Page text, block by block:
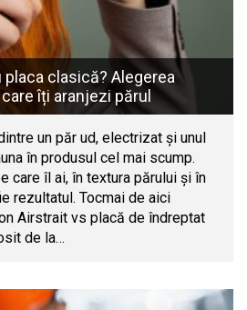
clasică? Alegerea
îți aranjezi părul
un păr ud, electrizat și unul
în produsul cel mai scump.
care îl ai, în textura părului și în
rezultatul. Tocmai de aici
Airstrait vs placă de îndreptat
de la…